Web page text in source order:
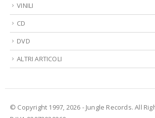
VINILI
CD
DVD
ALTRI ARTICOLI
© Copyright 1997, 2026 - Jungle Records. All